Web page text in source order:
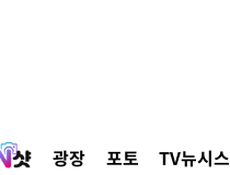
광장 포토 TV뉴시스